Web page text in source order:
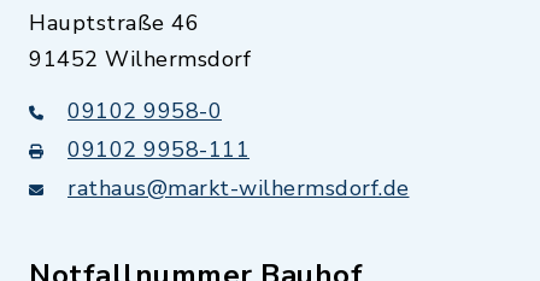
Hauptstraße 46
91452 Wilhermsdorf
09102 9958-0
09102 9958-111
rathaus@markt-wilhermsdorf.de